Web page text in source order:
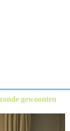
gewoonten